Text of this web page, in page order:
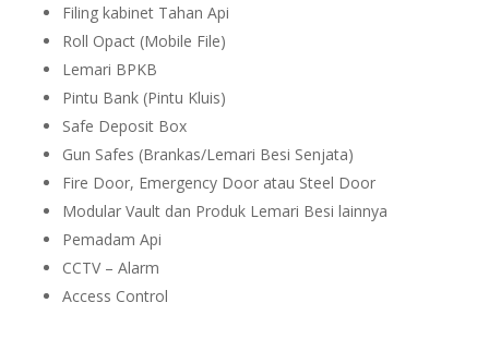
Filing kabinet Tahan Api
Roll Opact (Mobile File)
Lemari BPKB
Pintu Bank (Pintu Kluis)
Safe Deposit Box
Gun Safes (Brankas/Lemari Besi Senjata)
Fire Door, Emergency Door atau Steel Door
Modular Vault dan Produk Lemari Besi lainnya
Pemadam Api
CCTV – Alarm
Access Control